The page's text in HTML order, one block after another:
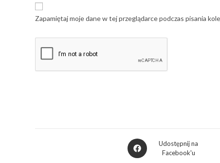
Zapamiętaj moje dane w tej przeglądarce podczas pisania
Udostępnij na
Facebook'u